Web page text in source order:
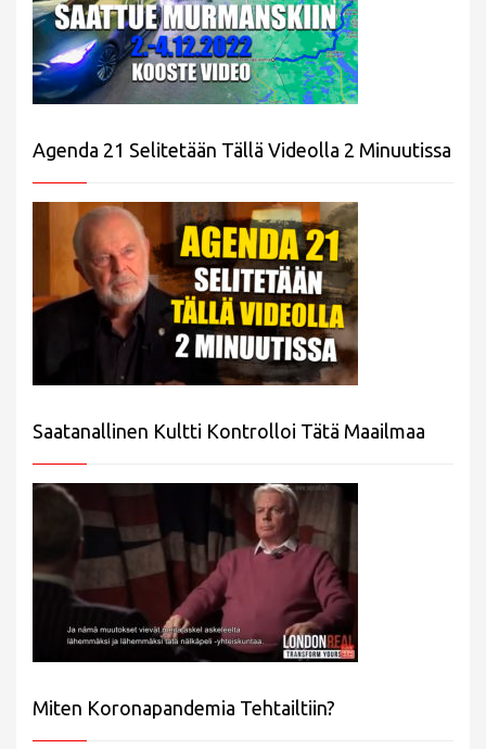
Agenda 21 Selitetään Tällä Videolla 2 Minuutissa
Saatanallinen Kultti Kontrolloi Tätä Maailmaa
Miten Koronapandemia Tehtailtiin?